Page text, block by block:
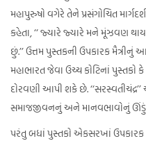
મહાપુરુષો વગેરે તેને પ્રસંગોચિત
કહેતા, ‘‘ જ્યારે જ્યારે મને મૂંઝવણ થાય
છું.’’ ઉત્તમ પુસ્તકની ઉપકારક
મહાભારત જેવા ઉચ્ચ કોટિનાં
દોરવણી આપી શકે છે.
સમાજજીવનનું અને માનવભાવોનું ઊંડું
પરંતુ બધાં પુસ્તકો એકસરખાં